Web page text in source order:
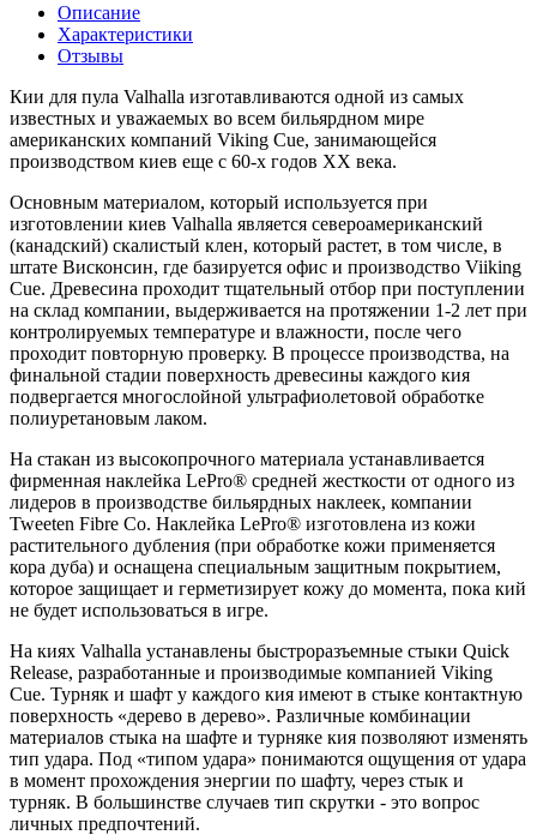
Описание
Характеристики
Отзывы
Кии для пула Valhalla изготавливаются одной из самых
известных и уважаемых во всем бильярдном мире
американских компаний Viking Cue, занимающейся
производством киев еще с 60-х годов ХХ века.
Основным материалом, который используется при
изготовлении киев Valhalla является североамериканский
(канадский) скалистый клен, который растет, в том числе, в
штате Висконсин, где базируется офис и производство Viiking
Cue. Древесина проходит тщательный отбор при поступлении
на склад компании, выдерживается на протяжении 1-2 лет при
контролируемых температуре и влажности, после чего
проходит повторную проверку. В процессе производства, на
финальной стадии поверхность древесины каждого кия
подвергается многослойной ультрафиолетовой обработке
полиуретановым лаком.
На стакан из высокопрочного материала устанавливается
фирменная наклейка LePro® средней жесткости от одного из
лидеров в производстве бильярдных наклеек, компании
Tweeten Fibre Co. Наклейка LePro® изготовлена из кожи
растительного дубления (при обработке кожи применяется
кора дуба) и оснащена специальным защитным покрытием,
которое защищает и герметизирует кожу до момента, пока кий
не будет использоваться в игре.
На киях Valhalla устанавлены быстроразъемные стыки Quick
Release, разработанные и производимые компанией Viking
Cue. Турняк и шафт у каждого кия имеют в стыке контактную
поверхность «дерево в дерево». Различные комбинации
материалов стыка на шафте и турняке кия позволяют изменять
тип удара. Под «типом удара» понимаются ощущения от удара
в момент прохождения энергии по шафту, через стык и
турняк. В большинстве случаев тип скрутки - это вопрос
личных предпочтений.